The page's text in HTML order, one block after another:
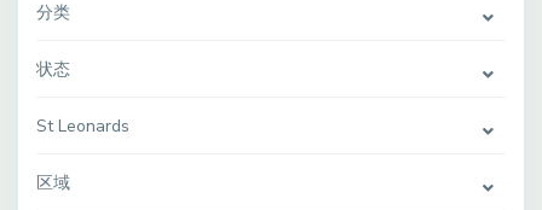
分类
状态
St Leonards
区域